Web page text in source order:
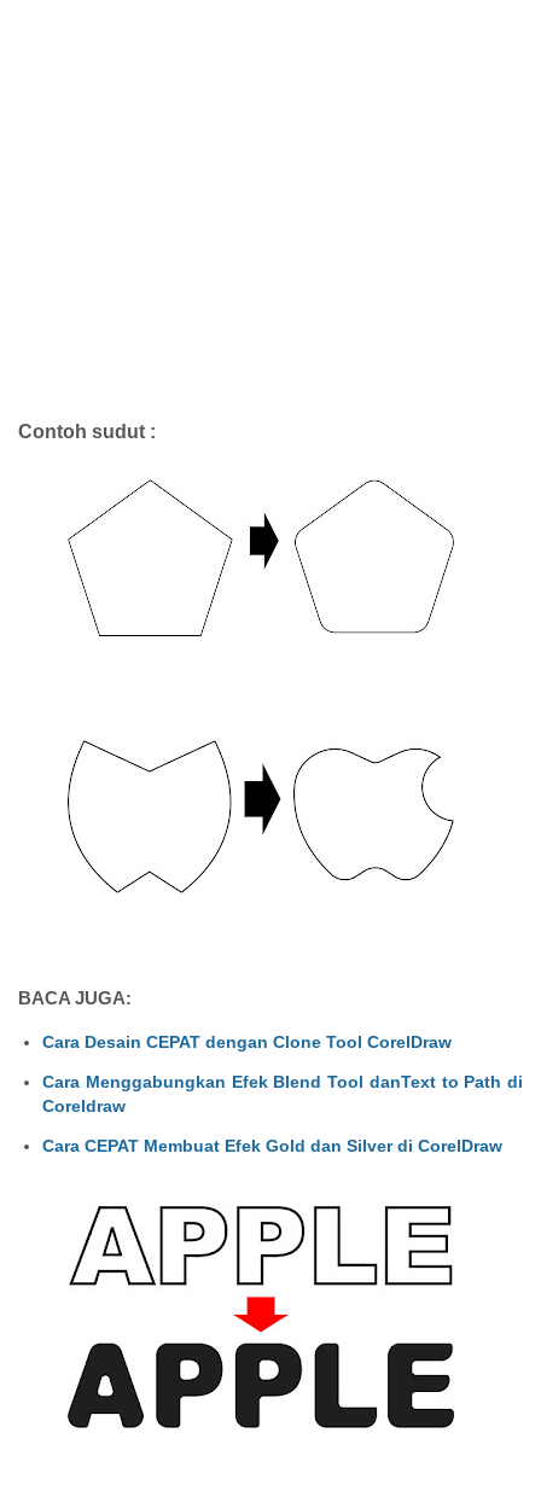
Contoh sudut :
BACA JUGA:
Cara Desain CEPAT dengan Clone Tool CorelDraw
Cara Menggabungkan Efek Blend Tool danText to Path di
Coreldraw
Cara CEPAT Membuat Efek Gold dan Silver di CorelDraw